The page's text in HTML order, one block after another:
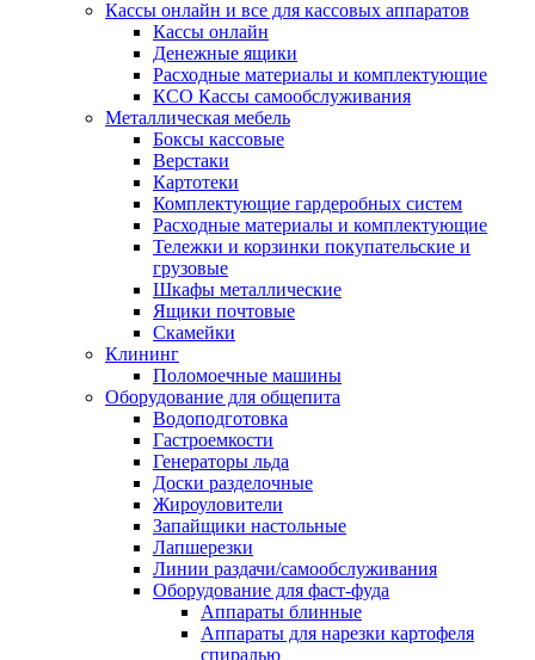
Кассы онлайн и все для кассовых аппаратов
Кассы онлайн
Денежные ящики
Расходные материалы и комплектующие
КСО Кассы самообслуживания
Металлическая мебель
Боксы кассовые
Верстаки
Картотеки
Комплектующие гардеробных систем
Расходные материалы и комплектующие
Тележки и корзинки покупательские и
грузовые
Шкафы металлические
Ящики почтовые
Скамейки
Клининг
Поломоечные машины
Оборудование для общепита
Водоподготовка
Гастроемкости
Генераторы льда
Доски разделочные
Жироуловители
Запайщики настольные
Лапшерезки
Линии раздачи/самообслуживания
Оборудование для фаст-фуда
Аппараты блинные
Аппараты для нарезки картофеля
спиралью